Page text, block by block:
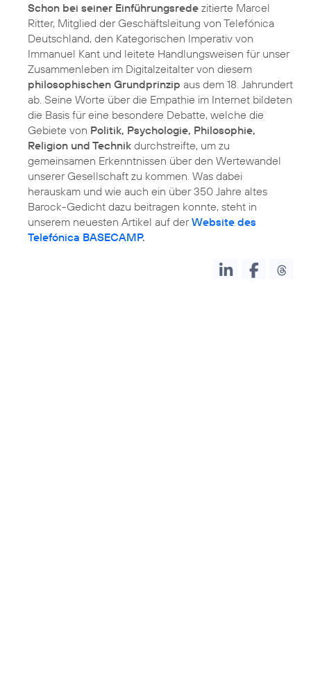
Schon bei seiner Einführungsrede zitierte Marcel
Ritter, Mitglied der Geschäftsleitung von Telefónica
Deutschland, den Kategorischen Imperativ von
Immanuel Kant und leitete Handlungsweisen für unser
Zusammenleben im Digitalzeitalter von diesem
philosophischen Grundprinzip aus dem 18. Jahrundert
ab. Seine Worte über die Empathie im Internet bildeten
die Basis für eine besondere Debatte, welche die
Gebiete von Politik, Psychologie, Philosophie,
Religion und Technik durchstreifte, um zu
gemeinsamen Erkenntnissen über den Wertewandel
unserer Gesellschaft zu kommen. Was dabei
herauskam und wie auch ein über 350 Jahre altes
Barock-Gedicht dazu beitragen konnte, steht in
unserem neuesten Artikel auf derWebsite des
Telefónica BASECAMP.